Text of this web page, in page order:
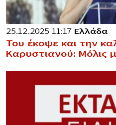
25.12.2025 11:17 Ελλάδα
Του έκοψε και την
Καρυστιανού: Μόλις